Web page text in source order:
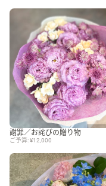
謝罪／お詫びの贈り物
ご予算: ¥12,000